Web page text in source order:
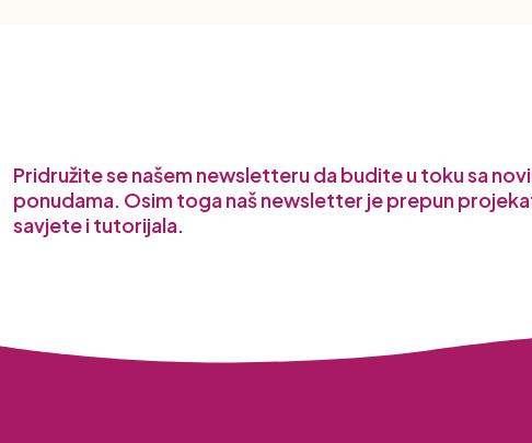
Pridružite se našem newsletteru da budite u toku sa
ponudama. Osim toga naš newsletter je prepun
savjete i tutorijala.